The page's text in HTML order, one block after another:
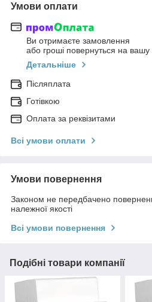
Умови оплати
Ви отримаєте замовлення
або гроші повернуться на вашу
Детальніше
Післяплата
Готівкою
Оплата за реквізитами
Всі умови оплати
Умови повернення
Законом не передбачено
належної якості
Всі умови повернення
Подібні товари компанії